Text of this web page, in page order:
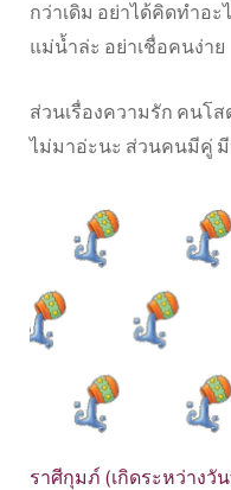
กว่าเดิม อย่าได้คิดทำอ
แม่น้ำล่ะ อย่าเชื่อคนง่าย
ส่วนเรื่องความรัก คนโ
ไม่มาอ่ะนะ ส่วนคนมีคู่
ราศีกุมภ์ (เกิดระหว่างวั